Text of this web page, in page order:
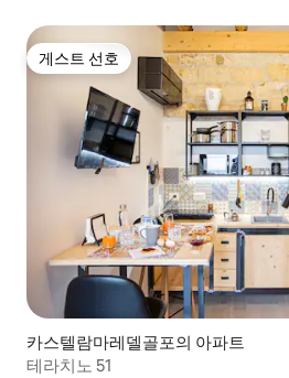
게스트 선호
게스트 선호
카스텔람마레델골포의 아파트
테라치노 51